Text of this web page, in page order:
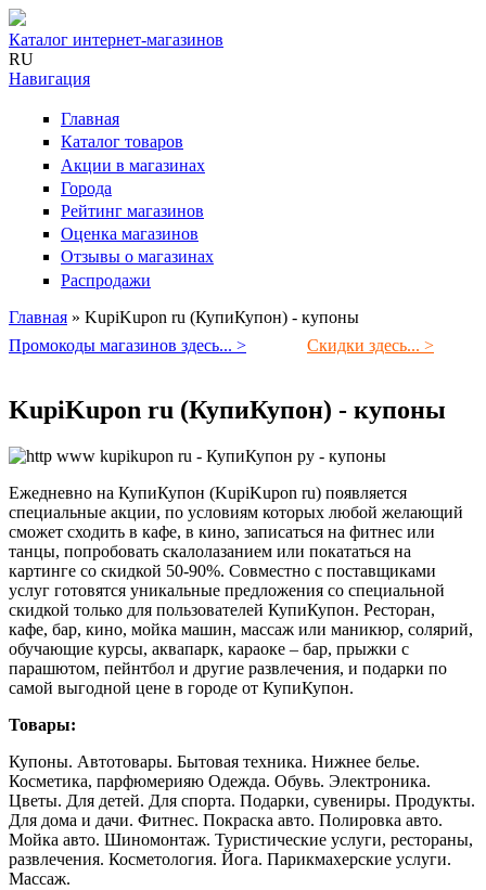
Каталог интернет-магазинов
RU
Навигация
Главная
Каталог товаров
Акции в магазинах
Города
Рейтинг магазинов
Оценка магазинов
Отзывы о магазинах
Распродажи
Вы здесь
Главная » KupiKupon ru (КупиКупон) - купоны
Промокоды магазинов здесь... >
Скидки здесь... >
KupiKupon ru (КупиКупон) - купоны
Ежедневно на КупиКупон (KupiKupon ru) появляется
специальные акции, по условиям которых любой желающий
сможет сходить в кафе, в кино, записаться на фитнес или
танцы, попробовать скалолазанием или покататься на
картинге со скидкой 50-90%. Совместно с поставщиками
услуг готовятся уникальные предложения со специальной
скидкой только для пользователей КупиКупон. Ресторан,
кафе, бар, кино, мойка машин, массаж или маникюр, солярий,
обучающие курсы, аквапарк, караоке – бар, прыжки с
парашютом, пейнтбол и другие развлечения, и подарки по
самой выгодной цене в городе от КупиКупон.
Товары:
Купоны. Автотовары. Бытовая техника. Нижнее белье.
Косметика, парфюмерияю Одежда. Обувь. Электроника.
Цветы. Для детей. Для спорта. Подарки, сувениры. Продукты.
Для дома и дачи. Фитнес. Покраска авто. Полировка авто.
Мойка авто. Шиномонтаж. Туристические услуги, рестораны,
развлечения. Косметология. Йога. Парикмахерские услуги.
Массаж.